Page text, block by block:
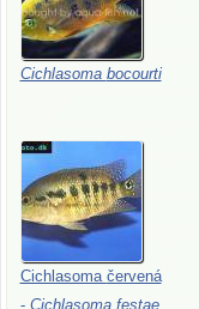
Cichlasoma bocourti
Cichlasoma červená
- Cichlasoma festae